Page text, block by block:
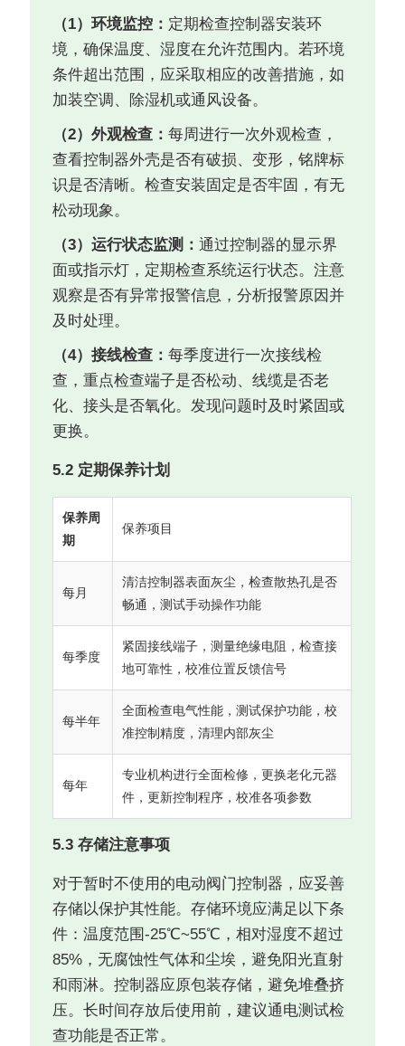
（1）环境监控： 定期检查控制器安装环
境，确保温度、湿度在允许范围内。若环境
条件超出范围，应采取相应的改善措施，如
加装空调、除湿机或通风设备。
（2）外观检查：每周进行一次外观检查，
查看控制器外壳是否有破损、变形，铭牌标
识是否清晰。检查安装固定是否牢固，有无
松动现象。
（3）运行状态监测：通过控制器的显示界
面或指示灯，定期检查系统运行状态。注意
观察是否有异常报警信息，分析报警原因并
及时处理。
（4）接线检查：每季度进行一次接线检
查，重点检查端子是否松动、线缆是否老
化、接头是否氧化。发现问题时及时紧固或
更换。
5.2 定期保养计划
保养周
期
保养项目
每月
清洁控制器表面灰尘，检查散热孔是否
畅通，测试手动操作功能
每季度
紧固接线端子，测量绝缘电阻，检查接
地可靠性，校准位置反馈信号
每半年
全面检查电气性能，测试保护功能，校
准控制精度，清理内部灰尘
每年
专业机构进行全面检修，更换老化元器
件，更新控制程序，校准各项参数
5.3 存储注意事项
对于暂时不使用的电动阀门控制器，应妥善
存储以保护其性能。存储环境应满足以下条
件：温度范围-25℃~55℃，相对湿度不超过
85%，无腐蚀性气体和尘埃，避免阳光直射
和雨淋。控制器应原包装存储，避免堆叠挤
压。长时间存放后使用前，建议通电测试检
查功能是否正常。